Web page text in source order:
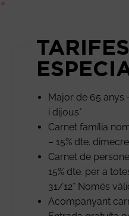
TARIFES
Major de 65 anys
i dijous*
Carnet família
– 15% dte.
Carnet de
15% dte. per a
31/12* Només
Acompanyant